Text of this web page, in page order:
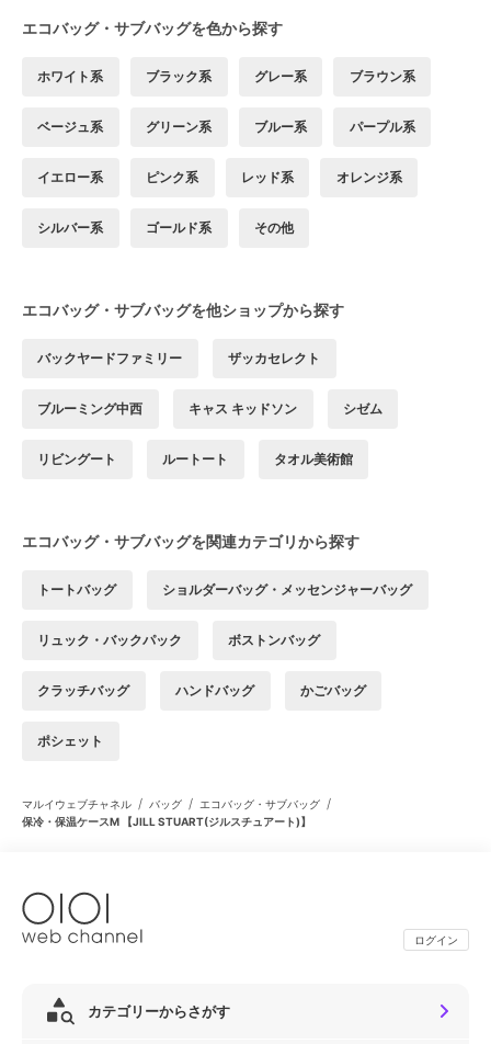
エコバッグ・サブバッグを色から探す
ホワイト系 ブラック系 グレー系 ブラウン系
ベージュ系 グリーン系 ブルー系 パープル系
イエロー系 ピンク系 レッド系 オレンジ系
シルバー系 ゴールド系 その他
エコバッグ・サブバッグを他ショップから探す
バックヤードファミリー ザッカセレクト
ブルーミング中西 キャス キッドソン シゼム
リビングート ルートート タオル美術館
エコバッグ・サブバッグを関連カテゴリから探す
トートバッグ ショルダーバッグ・メッセンジャーバッグ
リュック・バックパック ボストンバッグ
クラッチバッグ ハンドバッグ かごバッグ
ポシェット
マルイウェブチャネル / バッグ / エコバッグ・サブバッグ /
保冷・保温ケースM 【JILL STUART(ジルスチュアート)】
ログイン
カテゴリーからさがす